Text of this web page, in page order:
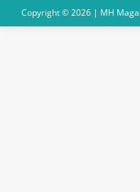
Copyright © 2026 | MH